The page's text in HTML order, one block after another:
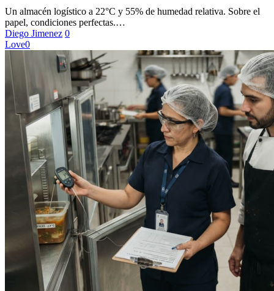
calcula
y
por
qué
importa
en
industria
Un almacén logístico a 22°C y 55% de humedad relativa. Sobre el
papel, condiciones perfectas.…
Diego Jimenez 0
Love0